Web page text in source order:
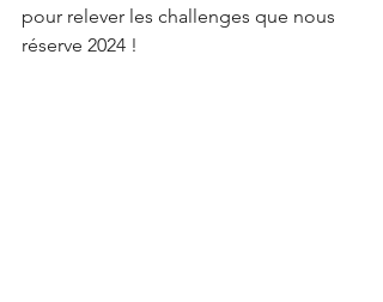
pour relever les challenges que nous
réserve 2024 !